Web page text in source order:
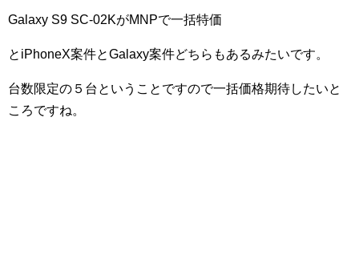
Galaxy S9 SC-02KがMNPで一括特価
とiPhoneX案件とGalaxy案件どちらもあるみたいです。
台数限定の５台ということですので一括価格期待したいと
ころですね。